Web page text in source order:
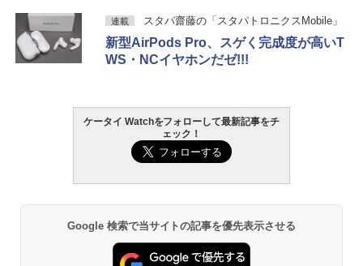
連載 スタパ齋藤の「スタパトロニクスMobile」
新型AirPods Pro、スゲく完成度が高いT
WS・NCイヤホンだゼ!!!
ケータイ Watchをフォローして最新記事をチ
ェック！
Google 検索で当サイトの記事を優先表示させる